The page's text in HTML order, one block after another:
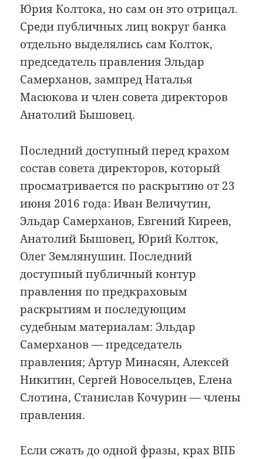
Юрия Колтока, но сам он это отрицал.
Среди публичных лиц вокруг банка
отдельно выделялись сам Колток,
председатель правления Эльдар
Самерханов, зампред Наталья
Масюкова и член совета директоров
Анатолий Бышовец.
Последний доступный перед крахом
состав совета директоров, который
просматривается по раскрытию от 23
июня 2016 года: Иван Величутин,
Эльдар Самерханов, Евгений Киреев,
Анатолий Бышовец, Юрий Колток,
Олег Землянушин. Последний
доступный публичный контур
правления по предкраховым
раскрытиям и последующим
судебным материалам: Эльдар
Самерханов — председатель
правления; Артур Минасян, Алексей
Никитин, Сергей Новосельцев, Елена
Слотина, Станислав Кочурин — члены
правления.
Если сжать до одной фразы, крах ВПБ